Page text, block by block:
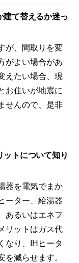
建て替えるか迷っ
が、間取りを変
がよい場合があ
えたい場合、現
お住いが地震に
せんので、是非
ットについて知り
器を電気でまか
ーター、給湯器
あるいはエネフ
リットはガス代
なり、IHヒータ
を減らせます。